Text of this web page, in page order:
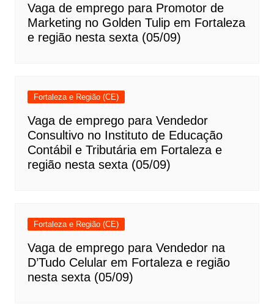
Vaga de emprego para Promotor de
Marketing no Golden Tulip em Fortaleza
e região nesta sexta (05/09)
Fortaleza e Região (CE)
Vaga de emprego para Vendedor
Consultivo no Instituto de Educação
Contábil e Tributária em Fortaleza e
região nesta sexta (05/09)
Fortaleza e Região (CE)
Vaga de emprego para Vendedor na
D’Tudo Celular em Fortaleza e região
nesta sexta (05/09)